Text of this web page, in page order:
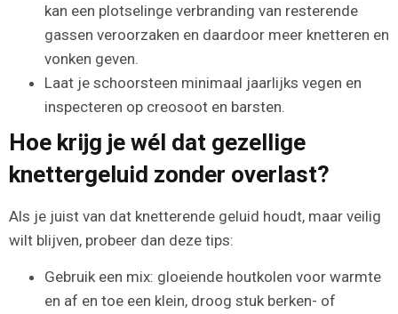
kan een plotselinge verbranding van resterende
gassen veroorzaken en daardoor meer knetteren en
vonken geven.
Laat je schoorsteen minimaal jaarlijks vegen en
inspecteren op creosoot en barsten.
Hoe krijg je wél dat gezellige
knettergeluid zonder overlast?
Als je juist van dat knetterende geluid houdt, maar veilig
wilt blijven, probeer dan deze tips:
Gebruik een mix: gloeiende houtkolen voor warmte
en af en toe een klein, droog stuk berken- of